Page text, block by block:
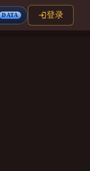
DATA 登录